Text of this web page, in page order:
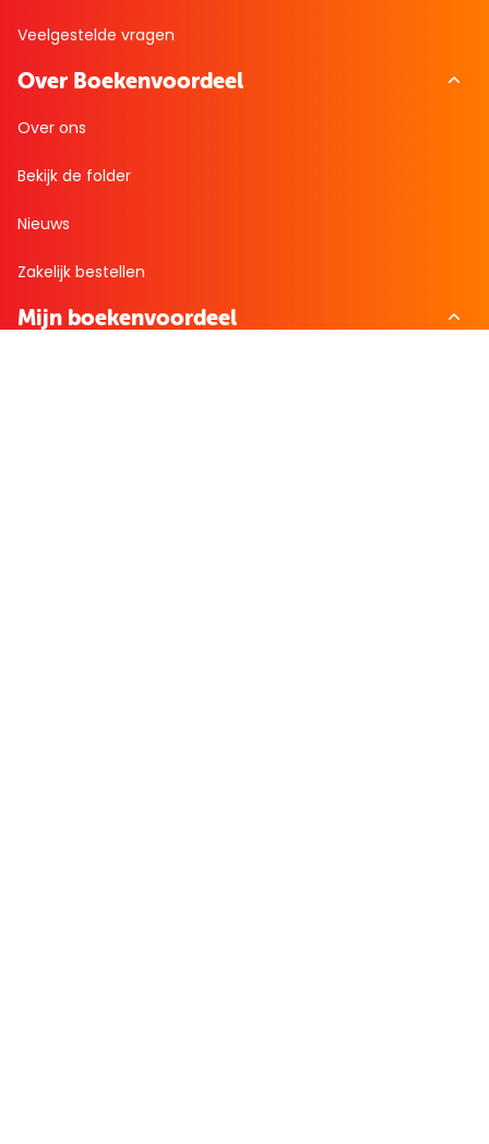
Veelgestelde vragen
Over Boekenvoordeel
Over ons
Bekijk de folder
Nieuws
Zakelijk bestellen
Mijn boekenvoordeel